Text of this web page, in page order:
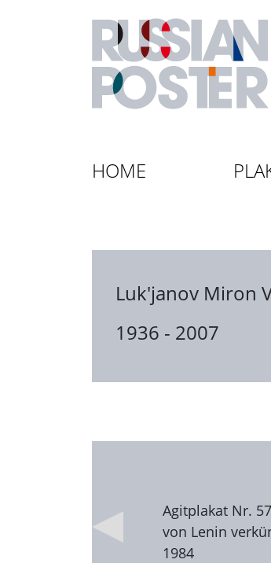
HOME
Luk'janov Miron
1936 - 2007
Agitplakat Nr.
von Lenin
1984